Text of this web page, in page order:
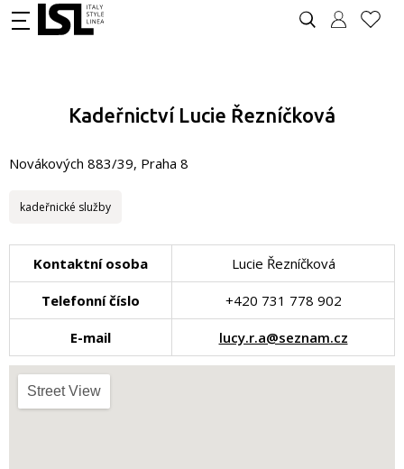
Kadeřnictví Lucie Řezníčková
Novákových 883/39, Praha 8
kadeřnické služby
Kontaktní osoba Lucie Řezníčková
Telefonní číslo +420 731 778 902
E-mail lucy.r.a@seznam.cz
Street View